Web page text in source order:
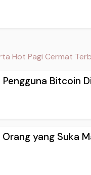
Hot Pagi Cermat
Bitcoin
yang Suka